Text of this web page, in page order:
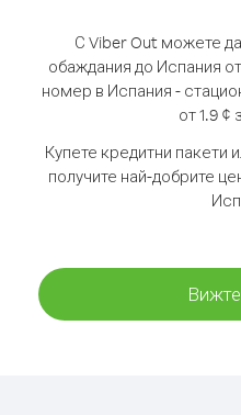
С Viber Out можете
обаждания до Испания
номер в Испания -
от 1.9 ¢
Купете кредитни пакети
получите най-добрите